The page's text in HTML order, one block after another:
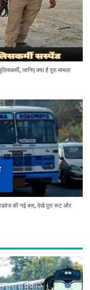
जानिए क्या है पूरा मामला
की नई बस, देखें पूरा रूट और